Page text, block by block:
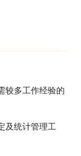
较多工作经验的
及统计管理工